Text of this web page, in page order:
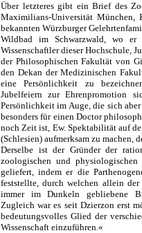
Über letzteres gibt ein Brief des
Maximilians-Universität
bekannten Würzburger
Wildbad im Schwarzwald, wo er
Wissenschaftler dieser Hochschule,
der Philosophischen Fakultät von
den Dekan der Medizinischen
eine Persönlichkeit zu
Jubelfeiern zur Ehrenpromotion
Persönlichkeit im Auge, die sich
besonders für einen Doctor
noch Zeit ist, Ew. Spektabilität auf
(Schlesien) aufmerksam zu machen,
Derselbe ist der Gründer der
zoologischen und
geliefert, indem er die
feststellte, durch welchen allein
immer im Dunkeln gebliebene
Zugleich war es seit Dzierzon erst
bedeutungsvolles Glied der
Wissenschaft einzuführen.«